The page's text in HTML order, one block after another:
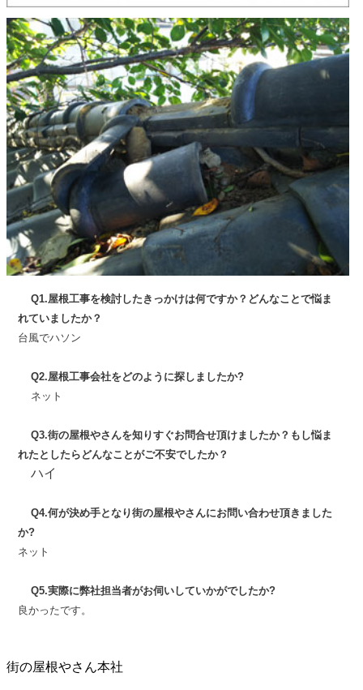
Q1.屋根工事を検討したきっかけは何ですか？どんなことで悩ま
れていましたか？
台風でハソン
Q2.屋根工事会社をどのように探しましたか?
ネット
Q3.街の屋根やさんを知りすぐお問合せ頂けましたか？もし悩ま
れたとしたらどんなことがご不安でしたか？
ハイ
Q4.何が決め手となり街の屋根やさんにお問い合わせ頂きました
か?
ネット
Q5.実際に弊社担当者がお伺いしていかがでしたか?
良かったです。
街の屋根やさん本社